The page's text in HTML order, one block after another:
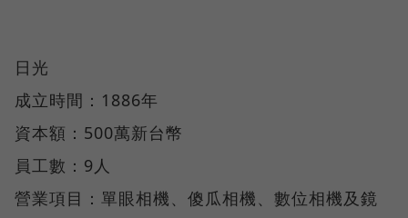
日光
成立時間：1886年
資本額：500萬新台幣
員工數：9人
營業項目：單眼相機、傻瓜相機、數位相機及鏡